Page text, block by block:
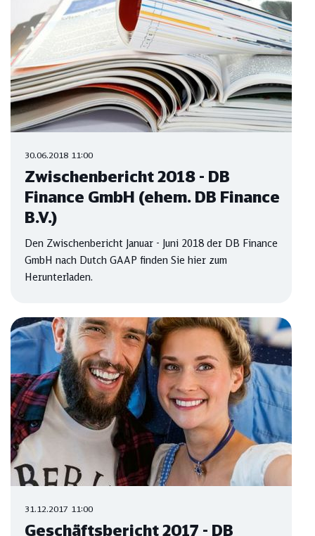
30.06.2018 11:00
Zwischenbericht 2018 - DB
Finance GmbH (ehem. DB Finance
B.V.)
Den Zwischenbericht Januar - Juni 2018 der DB Finance
GmbH nach Dutch GAAP finden Sie hier zum
Herunterladen.
31.12.2017 11:00
Geschäftsbericht 2017 - DB